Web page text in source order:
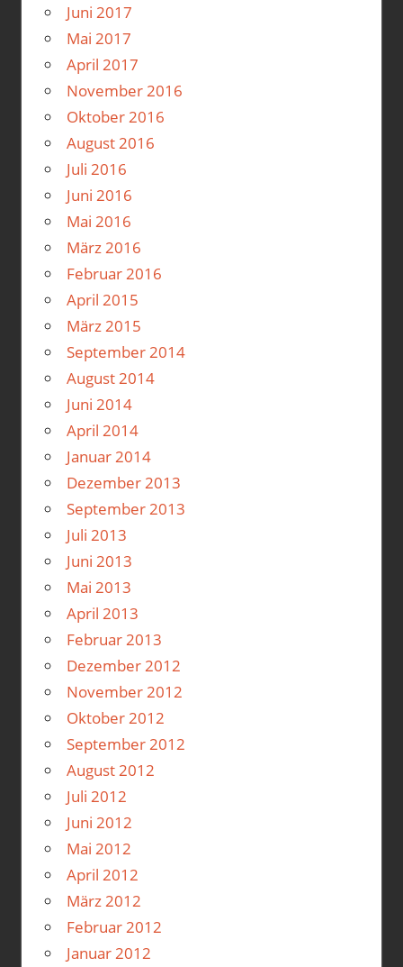
Juni 2017
Mai 2017
April 2017
November 2016
Oktober 2016
August 2016
Juli 2016
Juni 2016
Mai 2016
März 2016
Februar 2016
April 2015
März 2015
September 2014
August 2014
Juni 2014
April 2014
Januar 2014
Dezember 2013
September 2013
Juli 2013
Juni 2013
Mai 2013
April 2013
Februar 2013
Dezember 2012
November 2012
Oktober 2012
September 2012
August 2012
Juli 2012
Juni 2012
Mai 2012
April 2012
März 2012
Februar 2012
Januar 2012